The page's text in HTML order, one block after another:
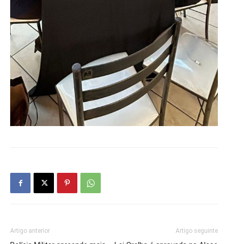
Artigo anterior Artigo seguinte